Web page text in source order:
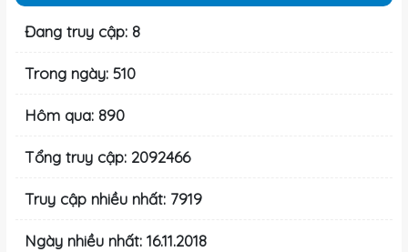
Đang truy cập: 8
Trong ngày: 510
Hôm qua: 890
Tổng truy cập: 2092466
Truy cập nhiều nhất: 7919
Ngày nhiều nhất: 16.11.2018